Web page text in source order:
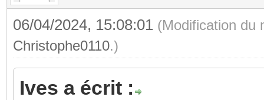
06/04/2024, 15:08:01 (Modification du
Christophe0110.)
Ives a écrit :